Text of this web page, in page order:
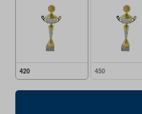
420 450